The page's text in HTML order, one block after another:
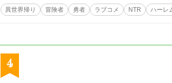
跳ねられてしまった。 今度こそ良い人生を願いつつ、薄れゆく意識と共にまぶたを閉じていく。 ......が、その瞬間、 突如と聞こえて
くる大きな声にて、俺の消え入った意識は無理やり 引き戻されてしまう。 俺は目を開け、声の聞こえた方向
様の嘆願を快く受諾する。 こうして俺は魔王の討伐の為、異世界へと旅立って行く。 ―――それから、五年と数ヶ月後が流れた。 幾
度の艱難辛苦を乗り越えた俺は、女神様の願いであった魔
異世界帰り 冒険者 勇者 ラブコメ NTR ハーレ
4